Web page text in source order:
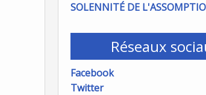
Réseaux
Facebook
Twitter